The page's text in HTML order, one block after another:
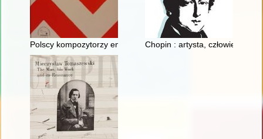
Polscy kompozytorzy emigracyjni. Szkice i interpretacje
Chopin : artysta, człowiek